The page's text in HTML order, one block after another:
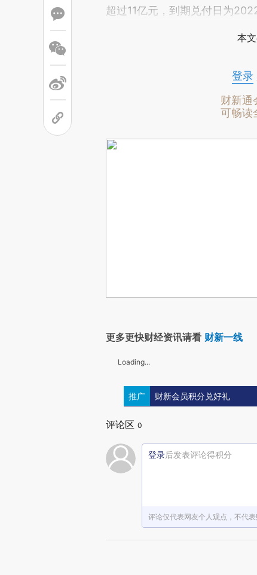
超过11亿元，到期兑付日为
本
登录
财新通
可畅读
更多更快财经资讯请看 财新一线
Loading...
推广 财新会员积分兑好礼
评论区 0
登录后发表评论得积分
评论仅代表网友个人观点，不代